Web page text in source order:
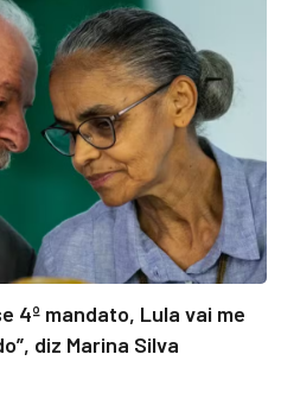
4º mandato, Lula vai me
diz Marina Silva